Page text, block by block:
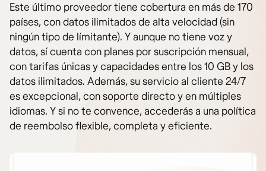
Este último proveedor tiene cobertura en más de 170
países, con datos ilimitados de alta velocidad (sin
ningún tipo de límitante). Y aunque no tiene voz y
datos, sí cuenta con planes por suscripción mensual,
con tarifas únicas y capacidades entre los 10 GB y los
datos ilimitados. Además, su servicio al cliente 24/7
es excepcional, con soporte directo y en múltiples
idiomas. Y si no te convence, accederás a una política
de reembolso flexible, completa y eficiente.